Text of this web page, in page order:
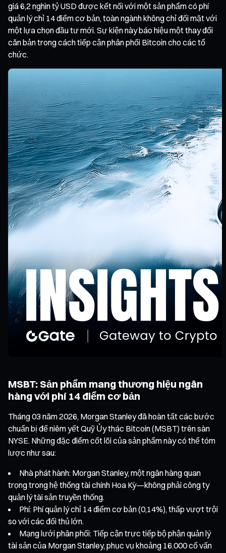
giá 6,2 nghìn tỷ USD được kết nối với một sản phẩm có phí
quản lý chỉ 14 điểm cơ bản, toàn ngành không chỉ đối mặt với
một lựa chọn đầu tư mới. Sự kiện này báo hiệu một thay đổi
căn bản trong cách tiếp cận phân phối Bitcoin cho các tổ
chức.
MSBT: Sản phẩm mang thương hiệu ngân
hàng với phí 14 điểm cơ bản
Tháng 03 năm 2026, Morgan Stanley đã hoàn tất các bước
chuẩn bị để niêm yết Quỹ Ủy thác Bitcoin (MSBT) trên sàn
NYSE. Những đặc điểm cốt lõi của sản phẩm này có thể tóm
lược như sau:
Nhà phát hành: Morgan Stanley, một ngân hàng quan
trọng trong hệ thống tài chính Hoa Kỳ—không phải công ty
quản lý tài sản truyền thống.
Phí: Phí quản lý chỉ 14 điểm cơ bản (0,14%), thấp vượt trội
so với các đối thủ lớn.
Mạng lưới phân phối: Tiếp cận trực tiếp bộ phận quản lý
tài sản của Morgan Stanley, phục vụ khoảng 16.000 cố vấn